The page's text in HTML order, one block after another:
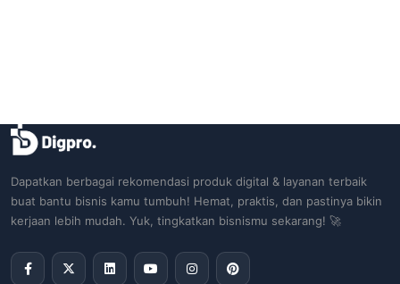
Dapatkan berbagai rekomendasi produk digital & layanan terbaik
buat bantu bisnis kamu tumbuh! Hemat, praktis, dan pastinya bikin
kerjaan lebih mudah. Yuk, tingkatkan bisnismu sekarang! 🚀